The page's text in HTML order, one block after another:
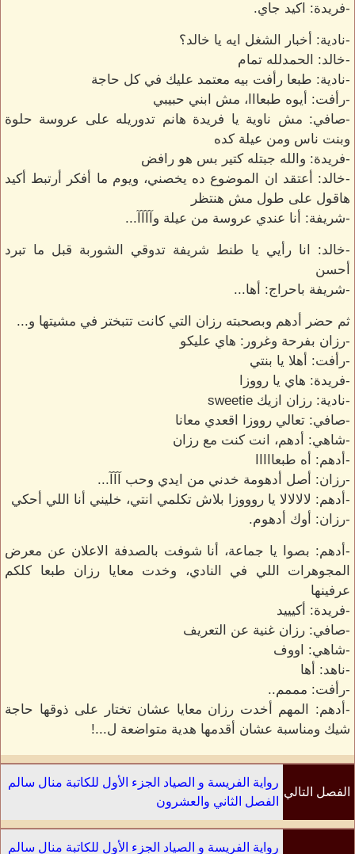
-فريدة: اكيد جاي.
-نادية: أخبار الشغل ايه يا خالد؟
-خالد: الحمدلله تمام
-نادية: طبعا رأفت بيه معتمد عليك في كل حاجة
-رأفت: أيوه طبعااا، مش ابني حبيبي
-صافي: مش ناوية يا فريدة هانم تدوريله على عروسة حلوة
وبنت ناس ومن عيلة كده
-فريدة: والله جبتله كتير بس هو رافض
-خالد: أعتقد ان الموضوع ده يخصني، ويوم ما أفكر أرتبط أكيد
هاقول على طول مش هنتظر
-شريفة: أنا عندي عروسة من عيلة وآآآآ...
-خالد: انا رأيي يا طنط شريفة تدوقي الشوربة قبل ما تبرد
أحسن
-شريفة باحراج: أها...
ثم حضر أدهم وبصحبته رزان التي كانت تتبختر في مشيتها و...
-رزان بفرحة وغرور: هاي عليكو
-رأفت: أهلا يا بنتي
-فريدة: هاي يا رووزا
-نادية: رزان ازيك sweetie
-صافي: تعالي رووزا اقعدي معانا
-شاهي: أدهم، انت كنت مع رزان
-أدهم: أه طبعااااا
-رزان: أصل أدهومة خدني من ايدي وحب آآآ...
-أدهم: لالالالا يا روووزا بلاش تكلمي انتي، خليني أنا اللي أحكي
-رزان: أوك أدهوم.
-أدهم: بصوا يا جماعة، أنا شوفت بالصدفة الاعلان عن معرض
المجوهرات اللي في النادي، وخدت معايا رزان طبعا كلكم
عرفينها
-فريدة: أكيييد
-صافي: رزان غنية عن التعريف
-شاهي: اووف
-ناهد: أها
-رأفت: مممم..
-أدهم: المهم أخدت رزان معايا عشان تختار على ذوقها حاجة
شيك ومناسبة عشان أقدمها هدية متواضعة ل...!
الفصل التالي
رواية الفريسة و الصياد الجزء الأول للكاتبة منال سالم
الفصل الثاني والعشرون
رواية الفريسة و الصياد الجزء الأول للكاتبة منال سالم